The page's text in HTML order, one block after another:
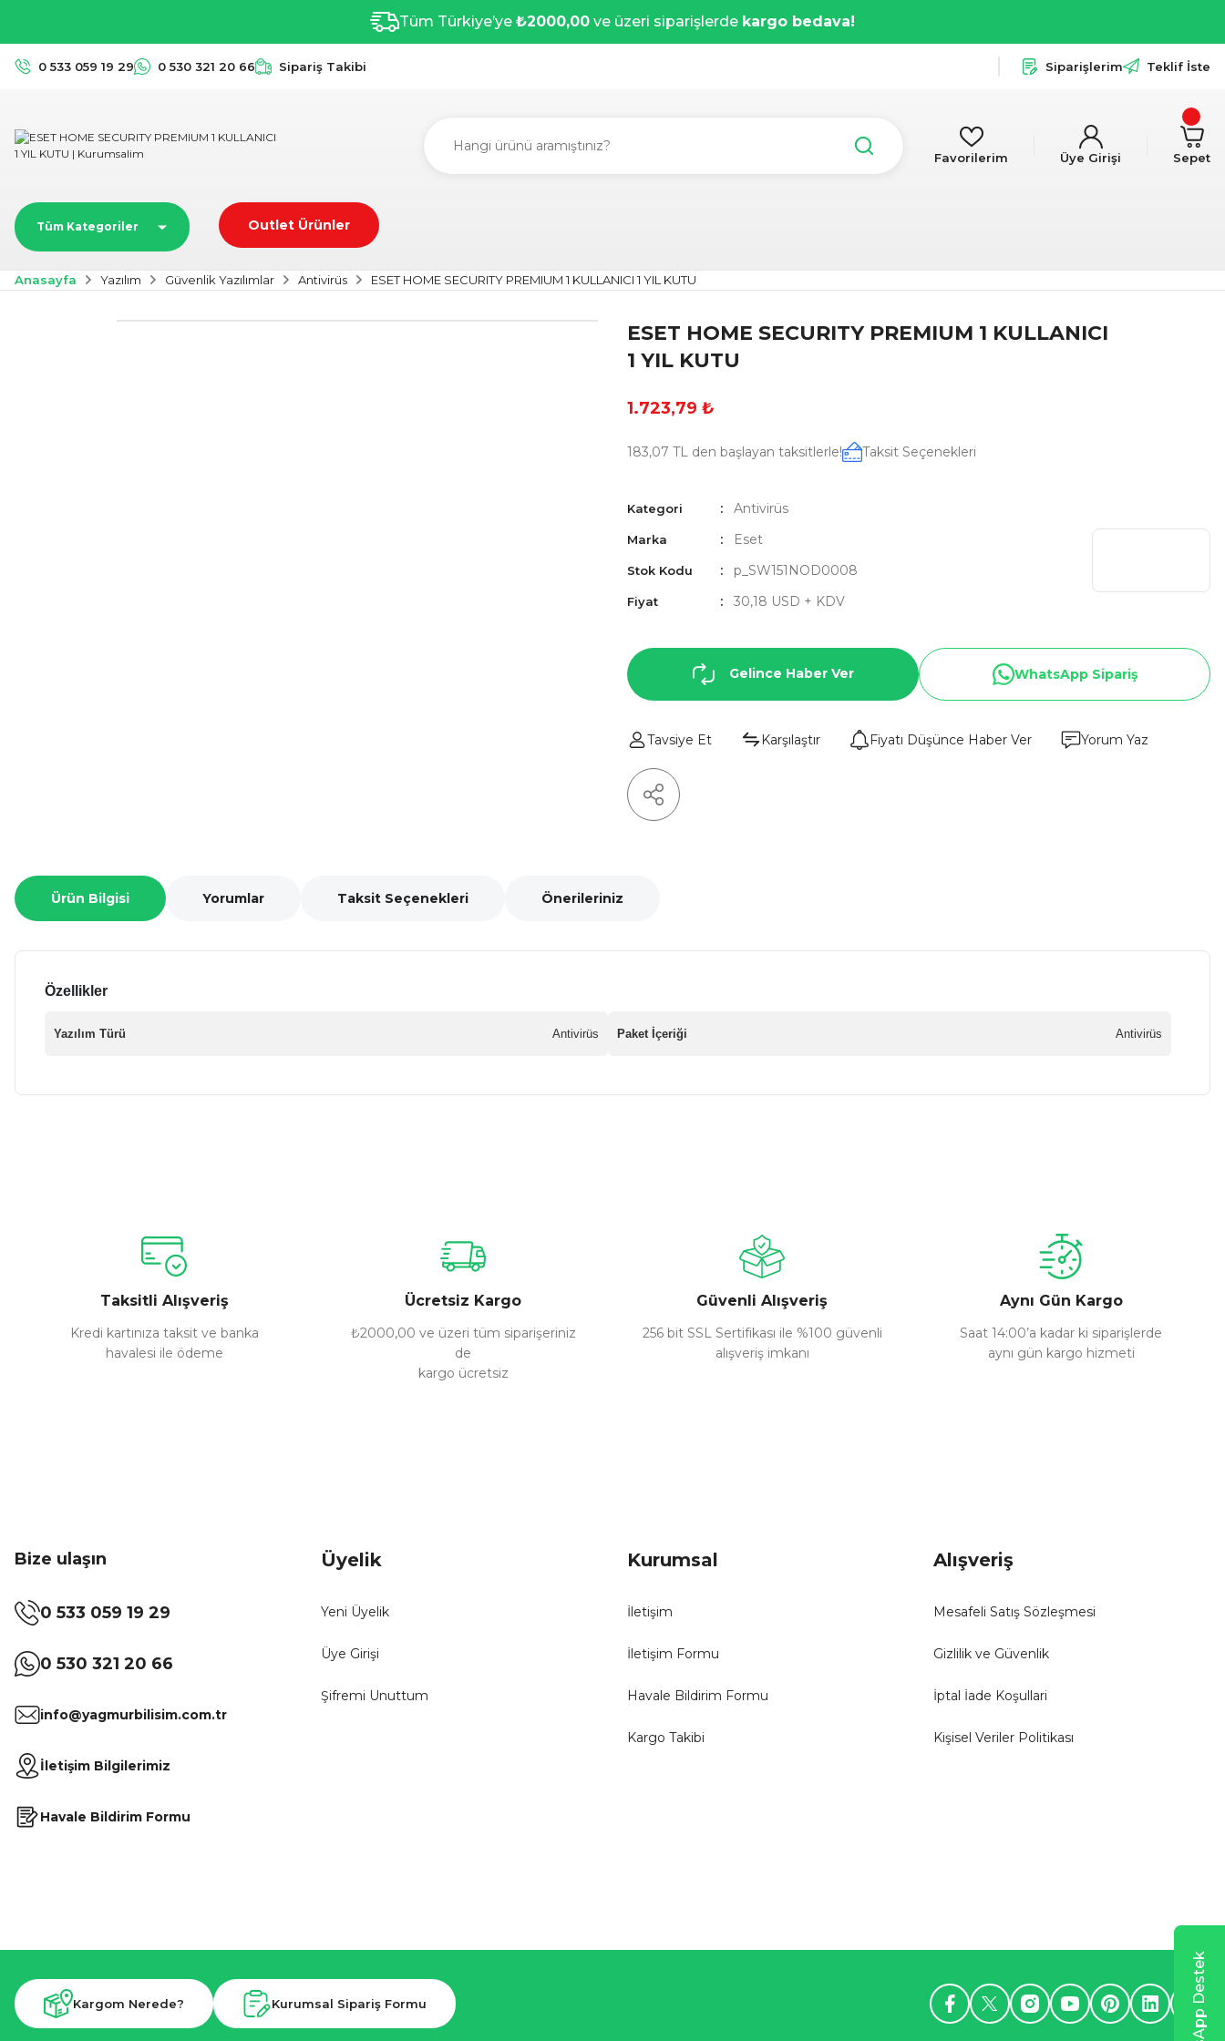
Tüm Türkiye’ye ₺2000,00 ve üzeri siparişlerde kargo bedava!
0 533 059 19 29 0 530 321 20 66 Sipariş Takibi Siparişlerim Teklif İste
Favorilerim Üye Girişi Sepet
Tüm Kategoriler Outlet Ürünler
Anasayfa Yazılım Güvenlik Yazılımlar Antivirüs ESET HOME SECURITY PREMIUM 1 KULLANICI 1 YIL KUTU
ESET HOME SECURITY PREMIUM 1 KULLANICI
1 YIL KUTU
1.723,79 ₺
183,07 TL den başlayan taksitlerle! Taksit Seçenekleri
Kategori Antivirüs
Marka Eset
Stok Kodu p_SW151NOD0008
Fiyat 30,18 USD + KDV
Gelince Haber Ver WhatsApp Sipariş
Tavsiye Et Karşılaştır Fiyatı Düşünce Haber Ver Yorum Yaz
Ürün Bilgisi Yorumlar Taksit Seçenekleri Önerileriniz
Özellikler
Yazılım Türü Antivirüs Paket İçeriği Antivirüs
Ürün açıklamasında eksik bilgiler bulunuyor.
Ürün bilgilerinde hatalar bulunuyor.
Ürün fiyatı diğer sitelerden daha pahalı.
Bu ürüne benzer farklı alternatifler olmalı.
Taksitli Alışveriş
Kredi kartınıza taksit ve banka
havalesi ile ödeme
Ücretsiz Kargo
₺2000,00 ve üzeri tüm siparişeriniz
de
kargo ücretsiz
Güvenli Alışveriş
256 bit SSL Sertifikası ile %100 güvenli
alışveriş imkanı
Aynı Gün Kargo
Saat 14:00’a kadar ki siparişlerde
aynı gün kargo hizmeti
Bize ulaşın
0 533 059 19 29
0 530 321 20 66
info@yagmurbilisim.com.tr
İletişim Bilgilerimiz
Havale Bildirim Formu
Üyelik
Yeni Üyelik
Üye Girişi
Şifremi Unuttum
Kurumsal
İletişim
İletişim Formu
Havale Bildirim Formu
Kargo Takibi
Alışveriş
Mesafeli Satış Sözleşmesi
Gizlilik ve Güvenlik
İptal İade Koşullari
Kişisel Veriler Politikası
Kargom Nerede? Kurumsal Sipariş Formu